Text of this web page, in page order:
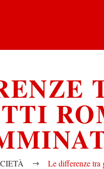
Le differenze tra